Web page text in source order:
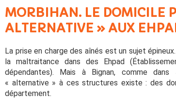
MORBIHAN. LE DOMICILE
ALTERNATIVE » AUX
La prise en charge des aînés est un sujet
la maltraitance dans des Ehpad
dépendantes). Mais à Bignan, comme
« alternative » à ces structures existe : des
département.